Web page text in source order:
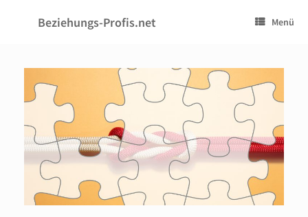
Beziehungs-Profis.net Menü